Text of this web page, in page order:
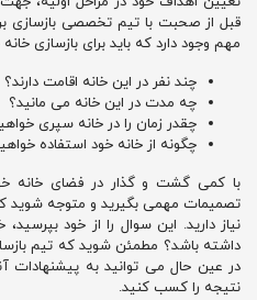
قبل از صحبت با تیم تخصصی بازسازی
مهم وجود دارد که باید برای بازسازی
چند نفر در این خانه اقامت دارند؟
چه مدت در این خانه می مانید؟
چقدر زمان را در خانه سپری
چگونه از خانه خود استفاده
با کمی گشت و گذار در فضای خانه
تصمیمات مهمی بگیرید و متوجه شوید
نیاز دارید. این سوال را از خود
داشته باشد؟ مطمئن شوید که تیم
در عین حال می توانید به پیشنهادات
نتیجه را کسب کنید.